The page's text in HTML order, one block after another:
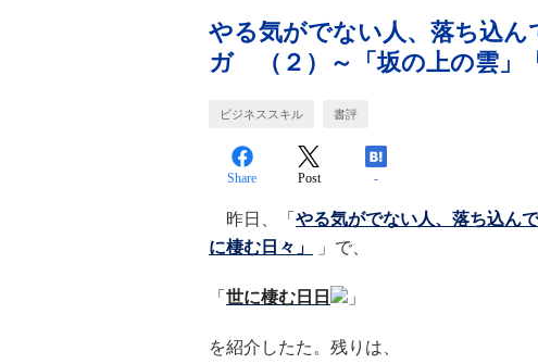
やる気がでない人、落ち込
ガ （２）～「坂の上の雲」
ビジネススキル 書評
Share Post -
昨日、「 やる気がでない人、落ち込ん
に棲む日々」
」で、
「 世に棲む日日 」
を紹介したた。残りは、